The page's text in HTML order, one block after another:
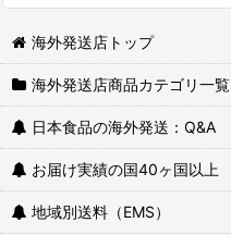
海外発送店トップ
海外発送店商品カテゴリ一覧
日本食品の海外発送：Q&A
お届け実績の国40ヶ国以上
地域別送料（EMS）